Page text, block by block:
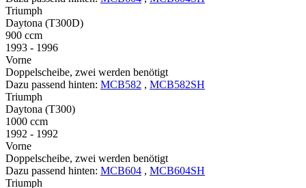
Triumph
Daytona (T300D)
900 ccm
1993 - 1996
Vorne
Doppelscheibe, zwei werden benötigt
Dazu passend hinten: MCB582 , MCB582SH
Triumph
Daytona (T300)
1000 ccm
1992 - 1992
Vorne
Doppelscheibe, zwei werden benötigt
Dazu passend hinten: MCB604 , MCB604SH
Triumph